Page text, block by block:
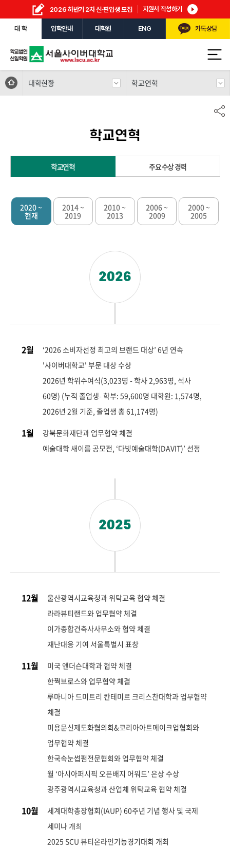
2026 하반기 2차 신·편입생 모집 지원서 작성하기
대 학 입학안내 대학원 ENG 카톡상담
대학현황 학교연혁
학교연혁
학교연혁 주요 수상 경력
2020 ~
현재
2014 ~
2019
2010 ~
2013
2006 ~
2009
2000 ~
2005
2026
2월
‘2026 소비자선정 최고의 브랜드 대상’ 6년 연속
'사이버대학교' 부문 대상 수상
2026년 학위수여식(3,023명 - 학사 2,963명, 석사
60명) (누적 졸업생- 학부: 59,600명 대학원: 1,574명,
2026년 2월 기준, 졸업생 총 61,174명)
1월
강북문화재단과 업무협약 체결
예술대학 새이름 공모전, ‘다빛예술대학(DAVIT)’ 선정
2025
12월
울산광역시교육청과 위탁교육 협약 체결
라라뷰티랜드와 업무협약 체결
이가종합건축사사무소와 협약 체결
재난대응 기여 서울특별시 표창
11월
미국 앤더슨대학과 협약 체결
한꿕브로스와 업무협약 체결
루마니아 드미트리 칸테미르 크리스찬대학과 업무협약
체결
미용문신제도화협의회&코리아아트메이크업협회와
업무협약 체결
한국속눈썹펌전문협회와 업무협약 체결
월 ‘아시아퍼시픽 오픈배지 어워드’ 은상 수상
광주광역시교육청과 산업체 위탁교육 협약 체결
10월
세계대학총장협회(IAUP) 60주년 기념 행사 및 국제
세미나 개최
2025 SCU 뷰티온라인기능경기대회 개최